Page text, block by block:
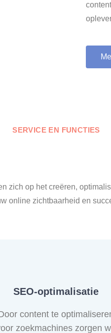
SERVICE EN FUNCTIES
zich op het creëren,
online zichtbaarheid en
SEO-optimalisatie
content te
zoekmachines zorgen